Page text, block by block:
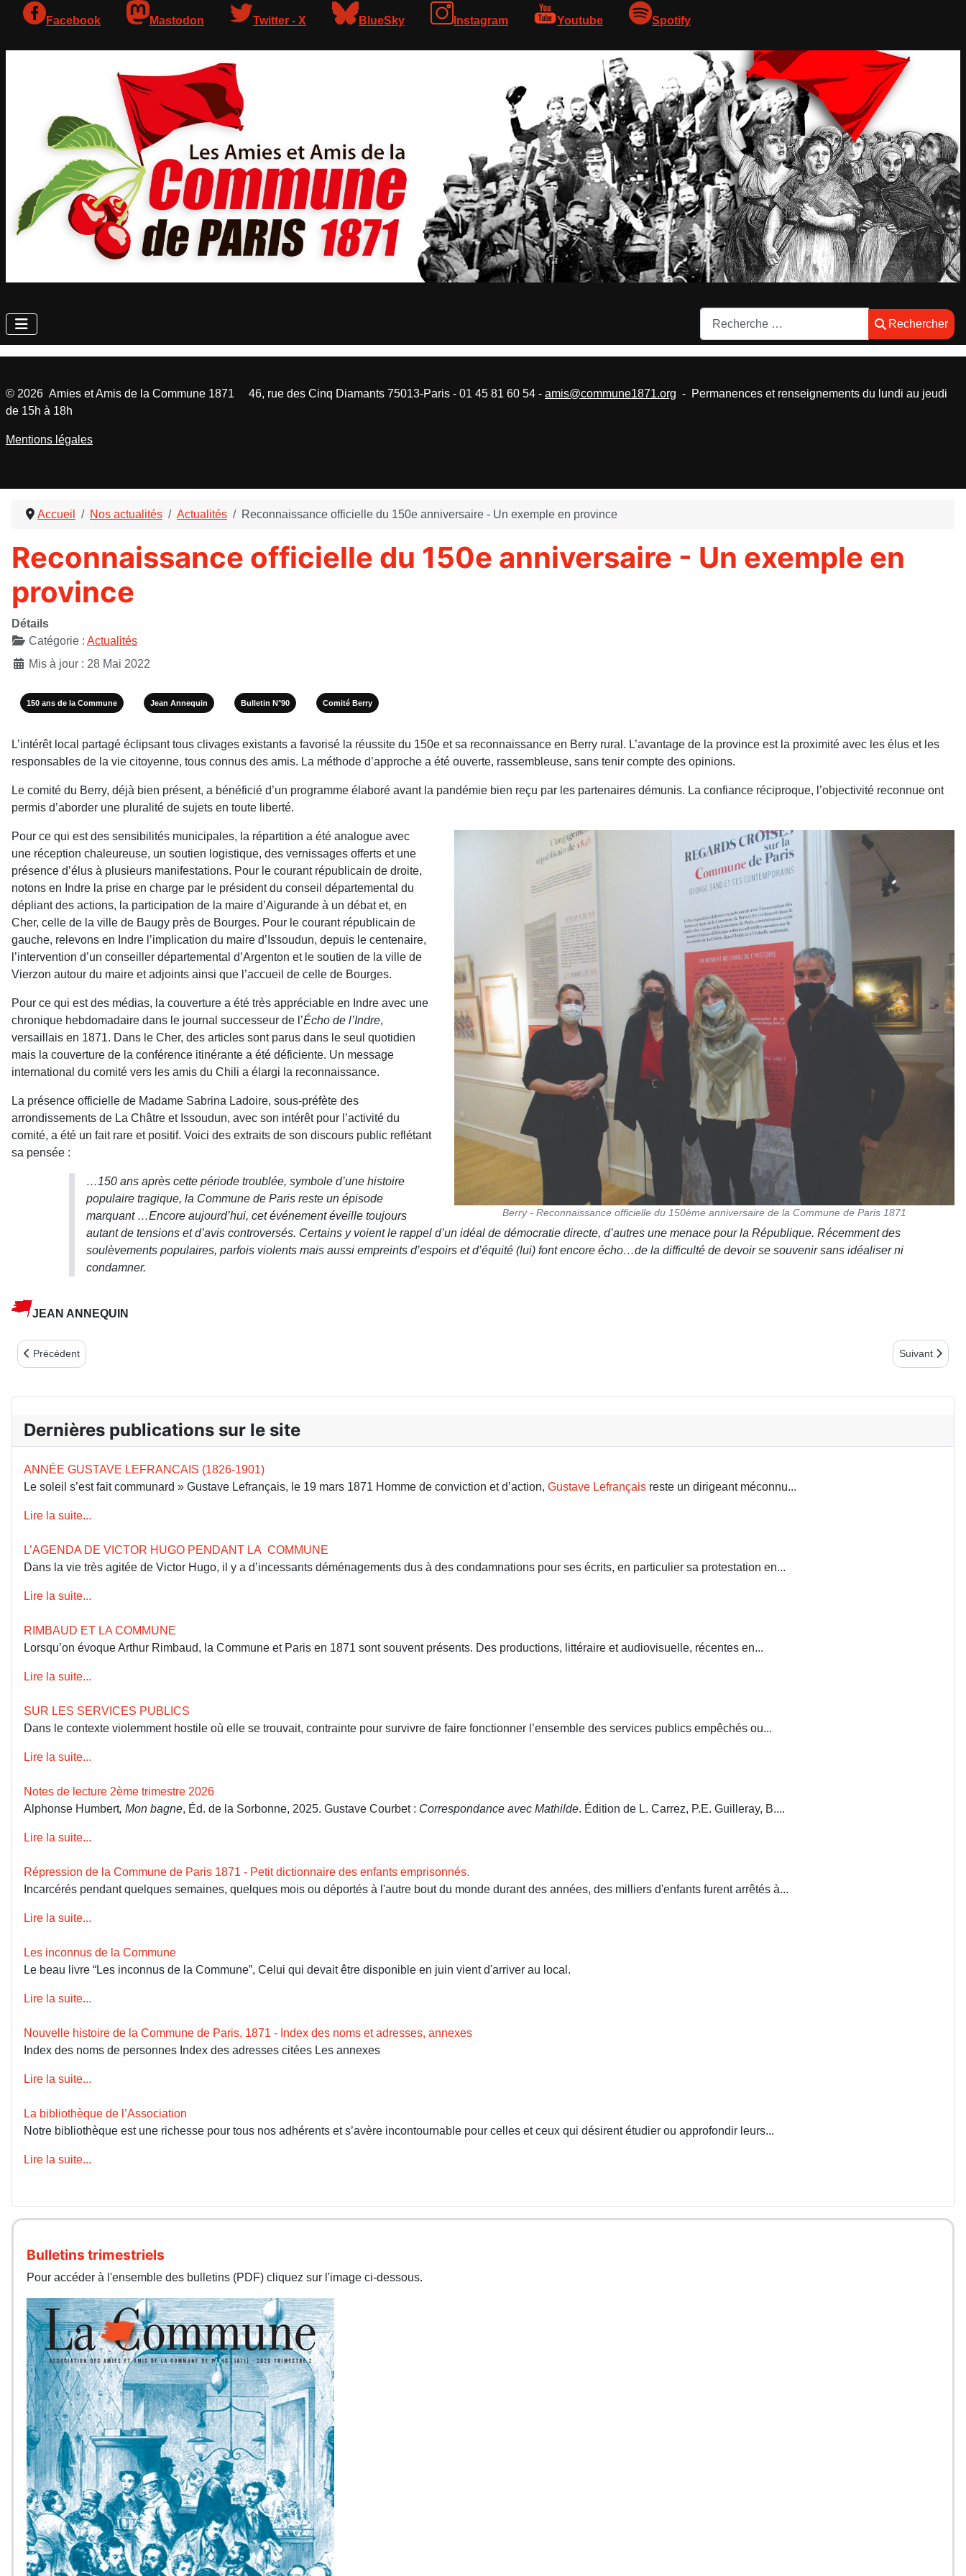
Facebook Mastodon Twitter - X BlueSky Instagram Youtube Spotify
Rechercher
Rechercher
Accueil Nos actualités Actualités Reconnaissance officielle du 150e anniversaire - Un exemple en province
Reconnaissance officielle du 150e anniversaire - Un exemple en
province
Détails
Catégorie : Actualités
Mis à jour : 28 Mai 2022
150 ans de la Commune Jean Annequin Bulletin N°90 Comité Berry
L’intérêt local partagé éclip­sant tous clivages existants a favorisé la réussite du 150e et sa reconnaissance en Berry rural. L’avantage de la province est la proximité avec les élus et les
responsables de la vie citoyenne, tous connus des amis. La méthode d’approche a été ouverte, rassem­bleuse, sans tenir compte des opinions.
Le comité du Berry, déjà bien présent, a bénéficié d’un programme élaboré avant la pandémie bien reçu par les partenaires démunis. La confiance réciproque, l’objecti­vité reconnue ont
permis d’aborder une plu­ralité de sujets en toute liberté.
Berry - Reconnaissance officielle du 150ème anniversaire de la Commune de Paris 1871
Pour ce qui est des sensibilités munici­pales, la répartition a été analogue avec
une réception chaleureuse, un soutien logistique, des vernissages offerts et une
présence d’élus à plusieurs manifestations. Pour le courant républi­cain de droite,
notons en Indre la prise en charge par le président du conseil départemental du
dépliant des actions, la participation de la maire d’Aigurande à un débat et, en
Cher, celle de la ville de Baugy près de Bourges. Pour le courant républi­cain de
gauche, relevons en Indre l’implication du maire d’Issoudun, depuis le centenaire,
l’interven­tion d’un conseiller départemental d’Argenton et le soutien de la ville de
Vierzon autour du maire et adjoints ainsi que l’accueil de celle de Bourges.
Pour ce qui est des médias, la couverture a été très appréciable en Indre avec une
chronique heb­domadaire dans le journal successeur de l’Écho de l’Indre,
versaillais en 1871. Dans le Cher, des arti­cles sont parus dans le seul quotidien
mais la cou­verture de la conférence itinérante a été défi­ciente. Un message
international du comité vers les amis du Chili a élargi la reconnaissance.
La présence officielle de Madame Sabrina Ladoire, sous-préfète des
arrondissements de La Châtre et Issoudun, avec son intérêt pour l’activité du
comité, a été un fait rare et positif. Voici des extraits de son discours public reflétant
sa pen­sée :
…150 ans après cette période troublée, sym­bole d’une histoire
populaire tragique, la Commune de Paris reste un épisode
marquant …Encore aujourd’hui, cet événement éveille toujours
autant de tensions et d’avis controversés. Certains y voient le rappel d’un idéal de démocratie directe, d’autres une menace pour la République. Récemment des
soulèvements populaires, parfois violents mais aussi empreints d’espoirs et d’équité (lui) font encore écho…de la difficulté de devoir se souvenir sans idéaliser ni
condamner.
JEAN ANNEQUIN
Article précédent : MARX À BEAUBOURG
Précédent Article
Suivant
Dernières publications sur le site
ANNÉE GUSTAVE LEFRANCAIS (1826-1901)
Le soleil s’est fait communard » Gustave Lefrançais, le 19 mars 1871 Homme de conviction et d’action, Gustave Lefrançais reste un dirigeant méconnu...
Lire la suite...
L’AGENDA DE VICTOR HUGO PENDANT LA COMMUNE
Dans la vie très agitée de Victor Hugo, il y a d’incessants déménagements dus à des condamnations pour ses écrits, en particulier sa protestation en...
Lire la suite...
RIMBAUD ET LA COMMUNE
Lorsqu’on évoque Arthur Rimbaud, la Commune et Paris en 1871 sont souvent présents. Des productions, littéraire et audiovisuelle, récentes en...
Lire la suite...
SUR LES SERVICES PUBLICS
Dans le contexte violemment hostile où elle se trouvait, contrainte pour survivre de faire fonctionner l’ensemble des services publics empêchés ou...
Lire la suite...
Notes de lecture 2ème trimestre 2026
Alphonse Humbert, Mon bagne, Éd. de la Sorbonne, 2025. Gustave Courbet : Correspondance avec Mathilde. Édition de L. Carrez, P.E. Guilleray, B....
Lire la suite...
Répression de la Commune de Paris 1871 - Petit dictionnaire des enfants emprisonnés.
Incarcérés pendant quelques semaines, quelques mois ou déportés à l'autre bout du monde durant des années, des milliers d'enfants furent arrêtés à...
Lire la suite...
Les inconnus de la Commune
Le beau livre “Les inconnus de la Commune”, Celui qui devait être disponible en juin vient d'arriver au local.
Lire la suite...
Nouvelle histoire de la Commune de Paris, 1871 - Index des noms et adresses, annexes
Index des noms de personnes Index des adresses citées Les annexes
Lire la suite...
La bibliothèque de l’Association
Notre bibliothèque est une richesse pour tous nos adhérents et s’avère incontournable pour celles et ceux qui désirent étudier ou approfondir leurs...
Lire la suite...
Bulletins trimestriels
Pour accéder à l'ensemble des bulletins (PDF) cliquez sur l'image ci-dessous.
© 2026 Amies et Amis de la Commune 1871 46, rue des Cinq Diamants 75013-Paris - 01 45 81 60 54 - amis@commune1871.org - Permanences et renseignements du lundi au jeudi
de 15h à 18h
Mentions légales